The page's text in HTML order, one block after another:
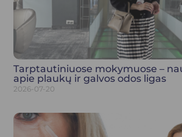
Tarptautiniuose mokymuose –
apie plaukų ir galvos odos ligas
2026-07-20